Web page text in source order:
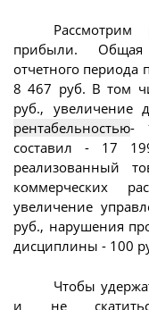
Рассмотрим
прибыли.
отчетного периода
8 467 руб. В том
руб., увеличение
рентабельностью-
составил - 17
реализованный
коммерческих
увеличение
руб., нарушения
дисциплины - 100
Чтобы
и не